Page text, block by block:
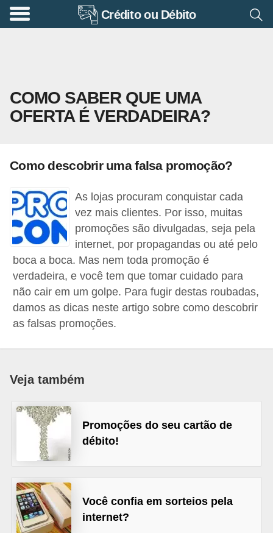
Crédito ou Débito
COMO SABER QUE UMA
OFERTA É VERDADEIRA?
Como descobrir uma falsa promoção?
As lojas procuram conquistar cada
vez mais clientes. Por isso, muitas
promoções são divulgadas, seja pela
internet, por propagandas ou até pelo
boca a boca. Mas nem toda promoção é
verdadeira, e você tem que tomar cuidado para
não cair em um golpe. Para fugir destas roubadas,
damos as dicas neste artigo sobre como descobrir
as falsas promoções.
Veja também
Promoções do seu cartão de
débito!
Você confia em sorteios pela
internet?
A
e
n
d
o
r
i
a
a
n
c
e
n
t
u
i